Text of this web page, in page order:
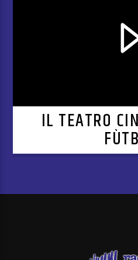
IL TEATRO